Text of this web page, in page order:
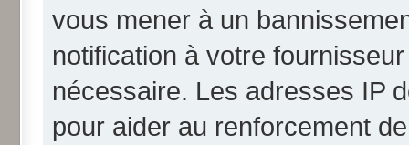
vous mener à un
notification à votre
nécessaire. Les adresses IP
pour aider au renforcement